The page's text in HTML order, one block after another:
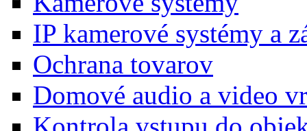
IP kamerové systémy a
Ochrana tovarov
Domové audio a video